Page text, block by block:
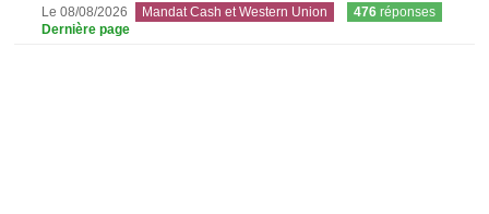
Le 08/08/2026 Mandat Cash et Western Union 476 réponses
Dernière page